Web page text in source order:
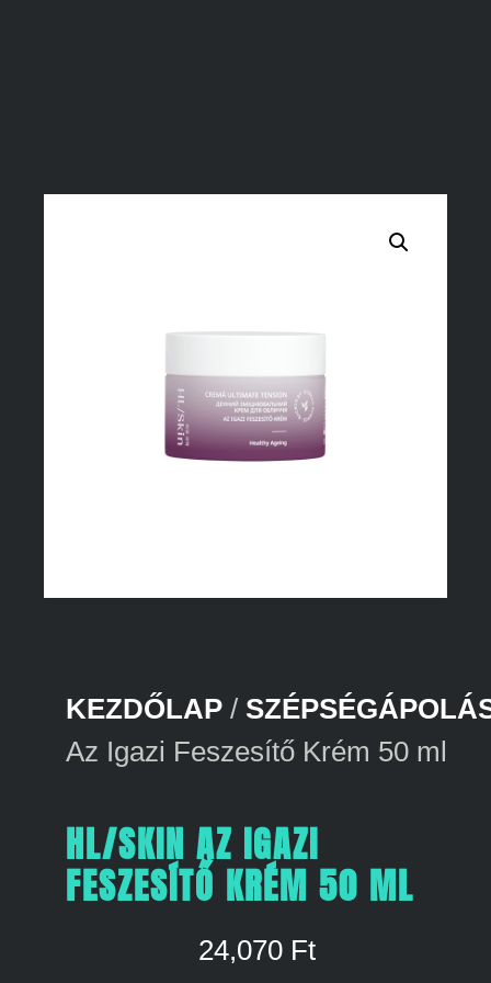
KEZDŐLAP /
Az Igazi Feszesítő Krém 50 ml
HL/SKIN AZ IGAZI
FESZESÍTŐ KRÉM 50 ML
24,070 Ft